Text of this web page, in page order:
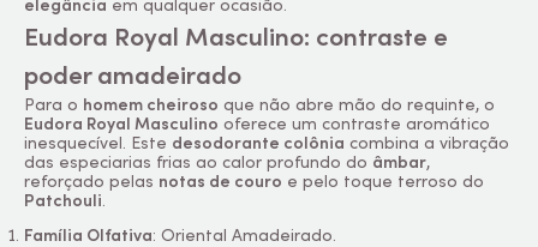
elegância em qualquer ocasião.
Eudora Royal Masculino: contraste e
poder amadeirado
Para o homem cheiroso que não abre mão do requinte, o
Eudora Royal Masculino oferece um contraste aromático
inesquecível. Este desodorante colônia combina a vibração
das especiarias frias ao calor profundo do âmbar,
reforçado pelas notas de couro e pelo toque terroso do
Patchouli.
Família Olfativa: Oriental Amadeirado.